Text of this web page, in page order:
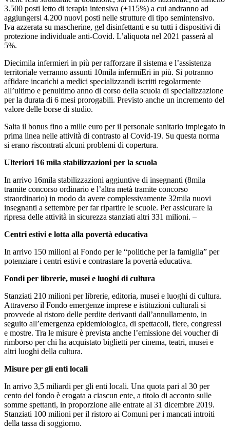
3.500 posti letto di terapia intensiva (+115%) a cui andranno ad
aggiungersi 4.200 nuovi posti nelle strutture di tipo semintensivo.
Iva azzerata su mascherine, gel disinfettanti e su tutti i dispositivi di
protezione individuale anti-Covid. L’aliquota nel 2021 passerà al
5%.
Diecimila infermieri in più per rafforzare il sistema e l’assistenza
territoriale verranno assunti 10mila infermiEri in più. Si potranno
affidare incarichi a medici specializzandi iscritti regolarmente
all’ultimo e penultimo anno di corso della scuola di specializzazione
per la durata di 6 mesi prorogabili. Previsto anche un incremento del
valore delle borse di studio.
Salta il bonus fino a mille euro per il personale sanitario impiegato in
prima linea nelle attività di contrasto al Covid-19. Su questa norma
si erano riscontrati alcuni problemi di copertura.
Ulteriori 16 mila stabilizzazioni per la scuola
In arrivo 16mila stabilizzazioni aggiuntive di insegnanti (8mila
tramite concorso ordinario e l’altra metà tramite concorso
straordinario) in modo da avere complessivamente 32mila nuovi
insegnanti a settembre per far ripartire le scuole. Per assicurare la
ripresa delle attività in sicurezza stanziati altri 331 milioni. –
Centri estivi e lotta alla povertà educativa
In arrivo 150 milioni al Fondo per le “politiche per la famiglia” per
potenziare i centri estivi e contrastare la povertà educativa.
Fondi per librerie, musei e luoghi di cultura
Stanziati 210 milioni per librerie, editoria, musei e luoghi di cultura.
Attraverso il Fondo emergenze imprese e istituzioni culturali si
provvede al ristoro delle perdite derivanti dall’annullamento, in
seguito all’emergenza epidemiologica, di spettacoli, fiere, congressi
e mostre. Tra le misure è prevista anche l’emissione dei voucher di
rimborso per chi ha acquistato biglietti per cinema, teatri, musei e
altri luoghi della cultura.
Misure per gli enti locali
In arrivo 3,5 miliardi per gli enti locali. Una quota pari al 30 per
cento del fondo è erogata a ciascun ente, a titolo di acconto sulle
somme spettanti, in proporzione alle entrate al 31 dicembre 2019.
Stanziati 100 milioni per il ristoro ai Comuni per i mancati introiti
della tassa di soggiorno.